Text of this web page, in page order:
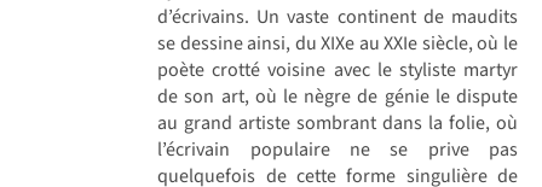
d’écrivains. Un vaste continent de maudits
se dessine ainsi, du XIXe au XXIe siècle, où le
poète crotté voisine avec le styliste martyr
de son art, où le nègre de génie le dispute
au grand artiste sombrant dans la folie, où
l’écrivain populaire ne se prive pas
quelquefois de cette forme singulière de